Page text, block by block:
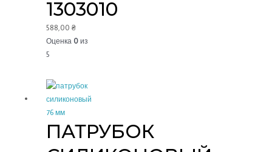
1303010
588,00 ₴
Оценка 0 из
5
ПАТРУБОК